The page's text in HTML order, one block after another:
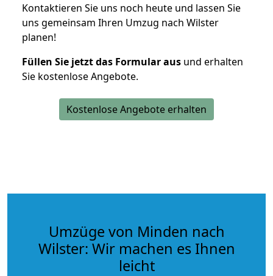
Kontaktieren Sie uns noch heute und lassen Sie
uns gemeinsam Ihren Umzug nach Wilster
planen!
Füllen Sie jetzt das Formular aus und erhalten
Sie kostenlose Angebote.
Kostenlose Angebote erhalten
Umzüge von Minden nach
Wilster: Wir machen es Ihnen
leicht